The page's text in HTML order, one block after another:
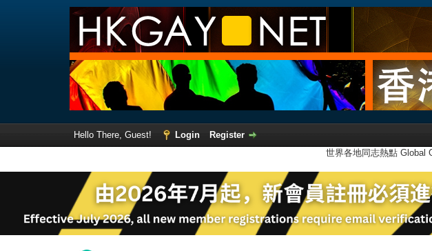
Hello There, Guest! Login
Register
世界各地同志熱點 Global